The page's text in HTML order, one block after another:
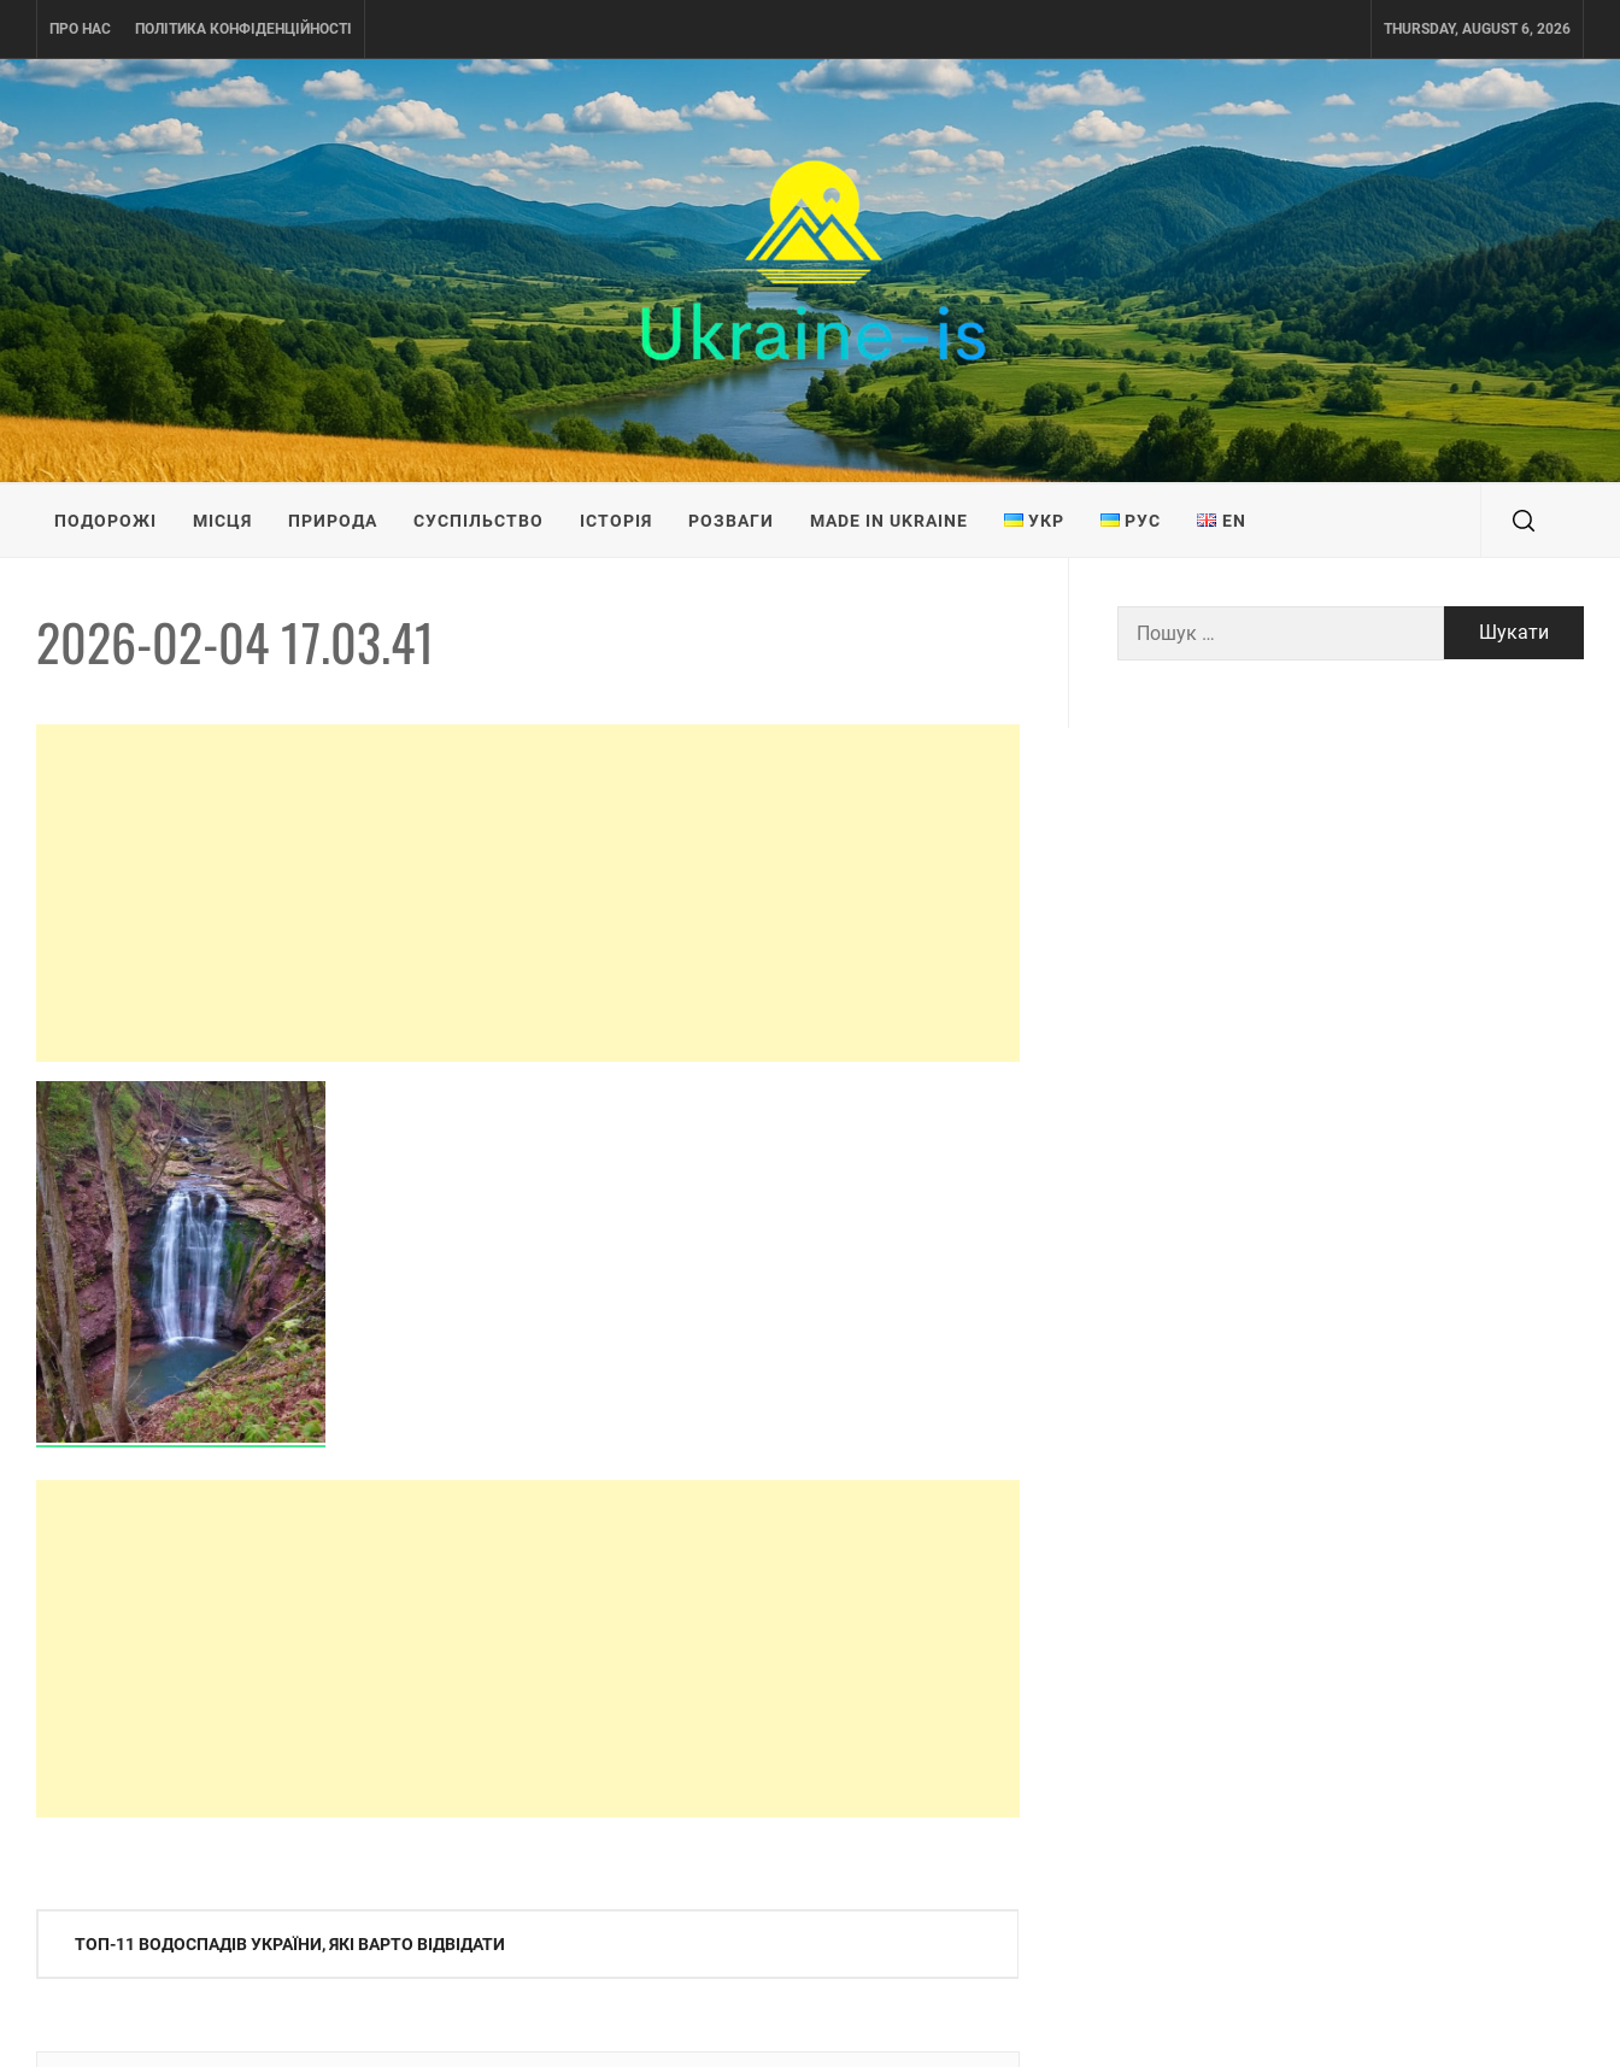
content
ПРО НАС ПОЛІТИКА КОНФІДЕНЦІЙНОСТІ THURSDAY, AUGUST 6, 2026
UKRAINE-IS
ПОДОРОЖI ПО УКРАЇНІ
ПОДОРОЖІ МІСЦЯ ПРИРОДА СУСПІЛЬСТВО ІСТОРІЯ РОЗВАГИ MADE IN UKRAINE УКР РУС EN
2026-02-04 17.03.41
Навігація
ТОП-11 ВОДОСПАДІВ УКРАЇНИ, ЯКІ ВАРТО ВІДВІДАТИ